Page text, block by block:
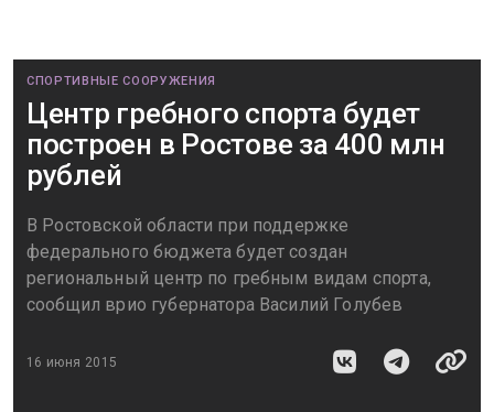
СПОРТИВНЫЕ СООРУЖЕНИЯ
Центр гребного спорта будет
построен в Ростове за 400 млн
рублей
В Ростовской области при поддержке
федерального бюджета будет создан
региональный центр по гребным видам спорта,
сообщил врио губернатора Василий Голубев
16 июня 2015